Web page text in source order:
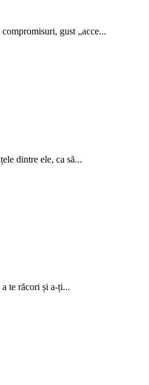
gust „acce...
dintre ele, ca să...
te răcori și a-ți...